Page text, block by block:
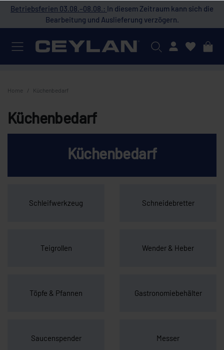
Betriebsferien 03.08.–08.08.: In diesem Zeitraum kann sich die
Bearbeitung und Auslieferung verzögern.
Mein Konto
Home Küchenbedarf
Küchenbedarf
Küchenbedarf
Schleifwerkzeug Schneidebretter
Teigrollen Wender & Heber
Töpfe & Pfannen Gastronomiebehälter
Saucenspender Messer